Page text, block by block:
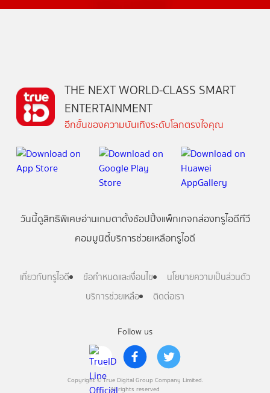
Follow us
Copyright © True Digital Group Company Limited.
All rights reserved
THE NEXT WORLD-CLASS SMART
ENTERTAINMENT
อีกขั้นของความบันเทิงระดับโลกตรงใจคุณ
วันนี้ดูสิทธิพิเศษอ่านเกมตาตั้งช้อปปิ้งแพ็กเกจกล่องทรูไอดีทีวี
คอมมูนิตี้บริการช่วยเหลือทรูไอดี
เกี่ยวกับทรูไอดี ข้อกำหนดและเงื่อนไข
นโยบายความเป็นส่วนตัว
บริการช่วยเหลือ
ติดต่อเรา